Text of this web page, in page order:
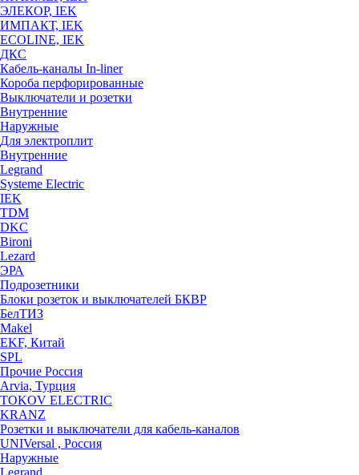
ЭЛЕКОР, IEK
ИМПАКТ, IEK
ECOLINE, IEK
ДКС
Кабель-каналы In-liner
Короба перфорированные
Выключатели и розетки
Внутренние
Наружные
Для электроплит
Внутренние
Legrand
Systeme Electric
IEK
TDM
DKC
Bironi
Lezard
ЭРА
Подрозетники
Блоки розеток и выключателей БКВР
БелТИЗ
Makel
EKF, Китай
SPL
Прочие Россия
Arvia, Турция
TOKOV ELECTRIC
KRANZ
Розетки и выключатели для кабель-каналов
UNIVersal , Россия
Наружные
Legrand